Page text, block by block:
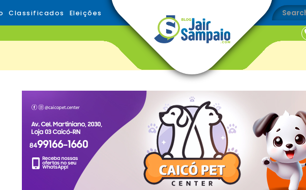
Classificados Eleições